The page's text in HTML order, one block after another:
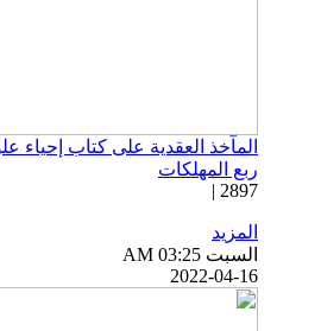
المآخذ العقدية على كتاب إحياء
ربع المهلكات
2897 |
المزيد
السبت AM 03:25
2022-04-16